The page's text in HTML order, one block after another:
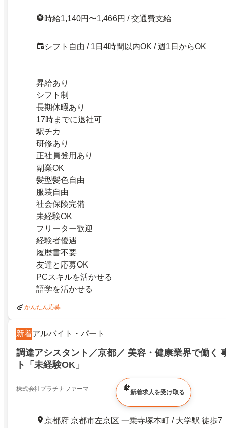
時給1,140円〜1,466円 / 交通費支給
シフト自由 / 1日4時間以内OK / 週1日からOK
昇給あり
シフト制
長期休暇あり
17時までに退社可
駅チカ
研修あり
正社員登用あり
副業OK
髪型髪色自由
服装自由
社会保険完備
未経験OK
フリーター歓迎
経験者優遇
履歴書不要
友達と応募OK
PCスキルを活かせる
語学を活かせる
かんたん応募
新着アルバイト・パート
調達アシスタント／京都／ 美容・健康業界で働く 事務アシスタン
ト「未経験OK」
株式会社プラチナファーマ
京都府 京都市左京区 一乗寺塚本町 / 大学駅 徒歩7
新着求人を受け取る